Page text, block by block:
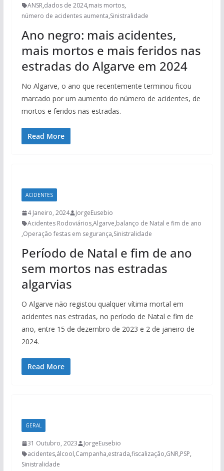
ANSR,dados de 2024,mais mortos,
número de acidentes aumenta,Sinistralidade
Ano negro: mais acidentes,
mais mortos e mais feridos nas
estradas do Algarve em 2024
No Algarve, o ano que recentemente terminou ficou
marcado por um aumento do número de acidentes, de
mortos e feridos nas estradas.
Read More
ACIDENTES
4 Janeiro, 2024
JorgeEusebio
Acidentes Rodoviários,Algarve,balanço de Natal e fim de ano
,Operação festas em segurança,Sinistralidade
Período de Natal e fim de ano
sem mortos nas estradas
algarvias
O Algarve não registou qualquer vítima mortal em
acidentes nas estradas, no período de Natal e fim de
ano, entre 15 de dezembro de 2023 e 2 de janeiro de
2024.
Read More
GERAL
31 Outubro, 2023
JorgeEusebio
acidentes,álcool,Campanha,estrada,fiscalização,GNR,PSP,
Sinistralidade